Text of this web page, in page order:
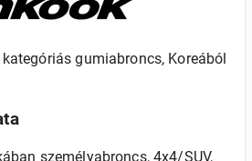
gumiabroncs, Koreából
személyabroncs, 4x4/SUV,